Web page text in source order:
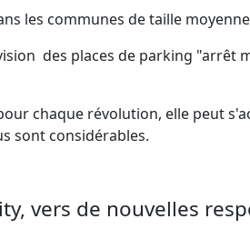
les communes de taille
des places de parking
chaque révolution, elle peut
sont considérables.
vers de nouvelles